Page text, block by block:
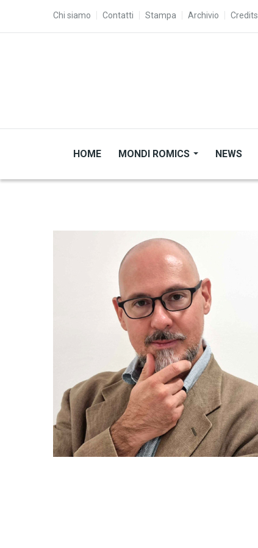
TOP MENU
Chi siamo Contatti Stampa Archivio Credits
HOME MONDI ROMICS NEWS